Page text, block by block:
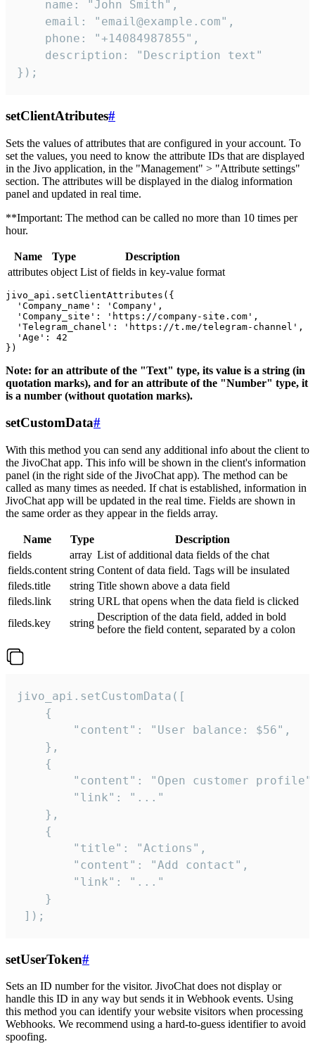
    name: "John Smith",
    email: "email@example.com",
    phone: "+14084987855",
    description: "Description text"
});
setClientAtributes#
Sets the values ​​of attributes that are configured in your account. To
set the values, you need to know the attribute IDs that are displayed
in the Jivo application, in the "Management" > "Attribute settings"
section. The attributes will be displayed in the dialog information
panel and updated in real time.
**Important: The method can be called no more than 10 times per
hour.
Name Type
Description
attributes object List of fields in key-value format
jivo_api.setClientAttributes({
  'Company_name': 'Company',
  'Company_site': 'https://company-site.com',
  'Telegram_chanel': 'https://t.me/telegram-channel',
  'Age': 42
Note: for an attribute of the "Text" type, its value is a string (in
quotation marks), and for an attribute of the "Number" type, it
is a number (without quotation marks).
setCustomData#
With this method you can send any additional info about the client to
the JivoChat app. This info will be shown in the client's information
panel (in the right side of the JivoChat app). The method can be
called as many times as needed. If chat is established, information in
JivoChat app will be updated in the real time. Fields are shown in
the same order as they appear in the fields array.
Name Type
Description
fields
array List of additional data fields of the chat
fields.content string Content of data field. Tags will be insulated
fileds.title
string Title shown above a data field
fileds.link
string URL that opens when the data field is clicked
fileds.key
string
Description of the data field, added in bold
before the field content, separated by a colon
jivo_api.setCustomData([
    {
        "content": "User balance: $56",
    },
    {
"content": "Open customer
        "link": "..."
    },
    {
        "title": "Actions",
        "content": "Add contact",
        "link": "..."
    }
]);
setUserToken#
Sets an ID number for the visitor. JivoChat does not display or
handle this ID in any way but sends it in Webhook events. Using
this method you can identify your website visitors when processing
Webhooks. We recommend using a hard-to-guess identifier to avoid
spoofing.